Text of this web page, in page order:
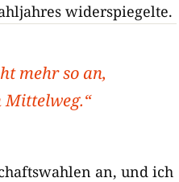
widerspiegelte.
mehr so an,
Mittelweg.“
an, und ich